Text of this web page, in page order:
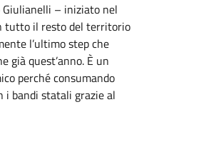
Giulianelli – iniziato nel
tutto il resto del territorio
l’ultimo step che
già quest’anno. È un
perché consumando
i bandi statali grazie al